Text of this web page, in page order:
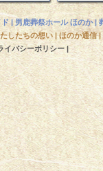
|男鹿葬祭ホール ほのか|
したちの想い |ほのか通信|
イバシーポリシー|